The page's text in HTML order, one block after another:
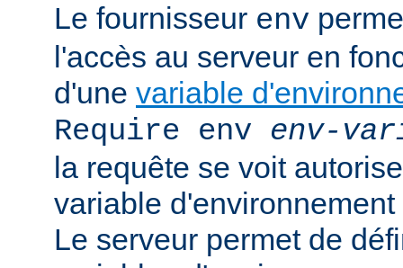
Le fournisseur env
l'accès au serveur en
d'une variable
Require env env-
la requête se voit
variable d'environnement
Le serveur permet de